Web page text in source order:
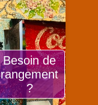
Besoin de
rangement
?